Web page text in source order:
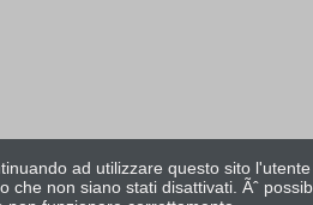
ad utilizzare questo sito
che non siano stati disattivati. Ãˆ